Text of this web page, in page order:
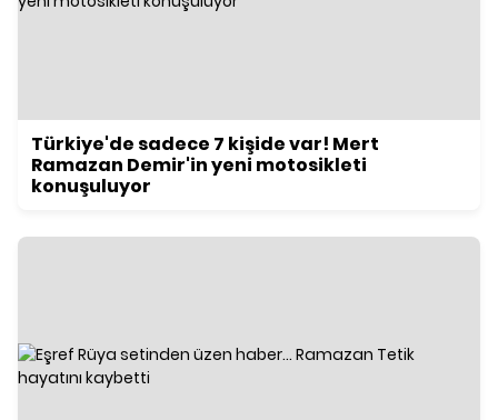
Türkiye'de sadece 7 kişide var! Mert
Ramazan Demir'in yeni motosikleti
konuşuluyor